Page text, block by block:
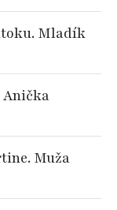
Mladík
Anička
Muža